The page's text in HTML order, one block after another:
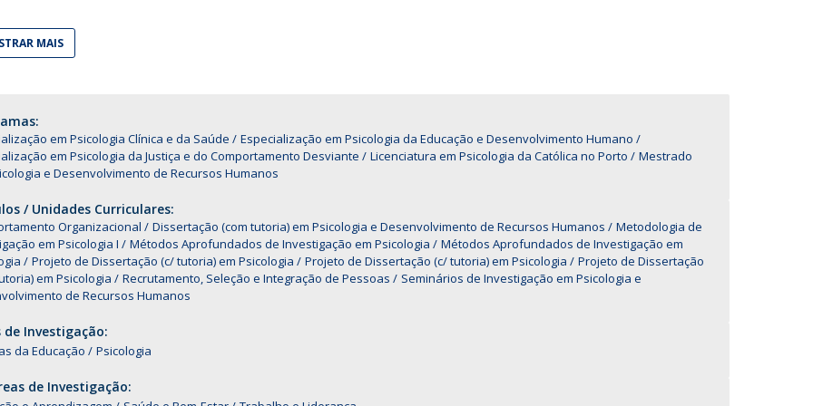
Associação de Antigos Alunos de Psicologia
MAIS
em Psicologia Clínica e da Saúde
Especialização em Psicologia da Educação e Desenvolvimento Humano
em Psicologia da Justiça e do Comportamento Desviante
Licenciatura em Psicologia da Católica no Porto
Mestrado
e Desenvolvimento de Recursos Humanos
/ Unidades Curriculares:
Organizacional Dissertação (com tutoria) em Psicologia e Desenvolvimento de Recursos Humanos
Metodologia de
em Psicologia I
Métodos Aprofundados de Investigação em Psicologia
Métodos Aprofundados de Investigação em
Projeto de Dissertação (c/ tutoria) em Psicologia Projeto de Dissertação (c/ tutoria) em Psicologia
Projeto de Dissertação
em Psicologia
Recrutamento, Seleção e Integração de Pessoas
Seminários de Investigação em Psicologia e
de Recursos Humanos
de Investigação:
da Educação Psicologia
de Investigação: